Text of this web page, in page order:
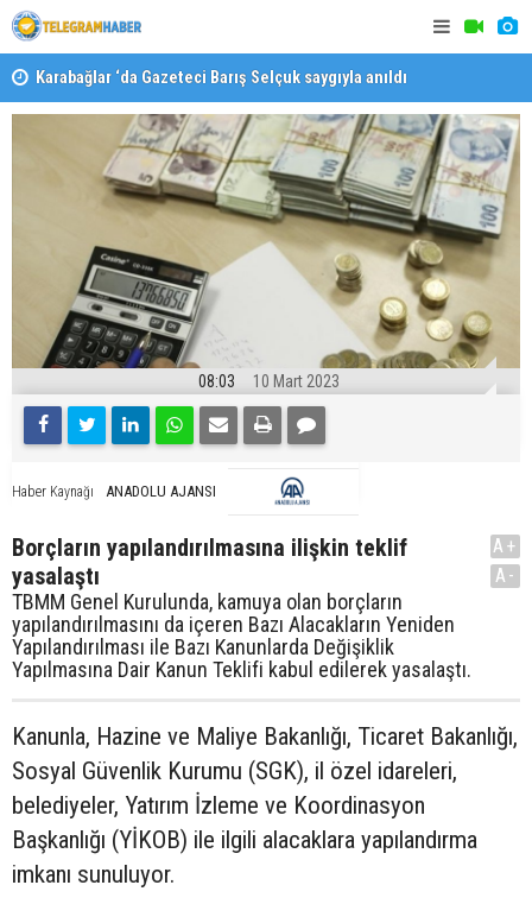
Karabağlar ‘da Gazeteci Barış Selçuk saygıyla anıldı
08:03 10 Mart 2023
Haber Kaynağı ANADOLU AJANSI
Borçların yapılandırılmasına ilişkin teklif
yasalaştı
TBMM Genel Kurulunda, kamuya olan borçların
yapılandırılmasını da içeren Bazı Alacakların Yeniden
Yapılandırılması ile Bazı Kanunlarda Değişiklik
Yapılmasına Dair Kanun Teklifi kabul edilerek yasalaştı.
A+
A-
Kanunla, Hazine ve Maliye Bakanlığı, Ticaret Bakanlığı,
Sosyal Güvenlik Kurumu (SGK), il özel idareleri,
belediyeler, Yatırım İzleme ve Koordinasyon
Başkanlığı (YİKOB) ile ilgili alacaklara yapılandırma
imkanı sunuluyor.